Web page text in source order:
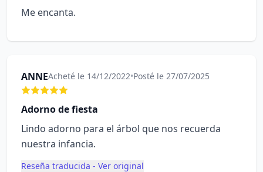
Me encanta.
ANNEAcheté le 14/12/2022•Posté le 27/07/2025
Adorno de fiesta
Lindo adorno para el árbol que nos recuerda
nuestra infancia.
Reseña traducida - Ver original